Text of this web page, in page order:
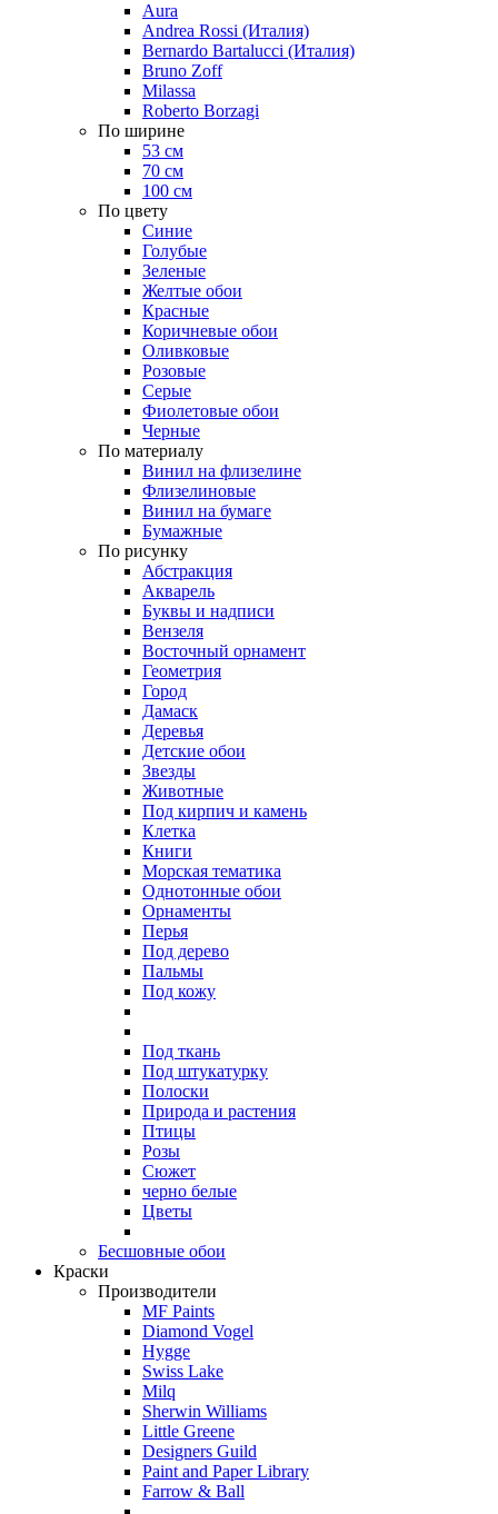
Aura
Andrea Rossi (Италия)
Bernardo Bartalucci (Италия)
Bruno Zoff
Milassa
Roberto Borzagi
По ширине
53 см
70 см
100 см
По цвету
Синие
Голубые
Зеленые
Желтые обои
Красные
Коричневые обои
Оливковые
Розовые
Серые
Фиолетовые обои
Черные
По материалу
Винил на флизелине
Флизелиновые
Винил на бумаге
Бумажные
По рисунку
Абстракция
Акварель
Буквы и надписи
Вензеля
Восточный орнамент
Геометрия
Город
Дамаск
Деревья
Детские обои
Звезды
Животные
Под кирпич и камень
Клетка
Книги
Морская тематика
Однотонные обои
Орнаменты
Перья
Под дерево
Пальмы
Под кожу
Под ткань
Под штукатурку
Полоски
Природа и растения
Птицы
Розы
Сюжет
черно белые
Цветы
Бесшовные обои
Краски
Производители
MF Paints
Diamond Vogel
Hygge
Swiss Lake
Milq
Sherwin Williams
Little Greene
Designers Guild
Paint and Paper Library
Farrow & Ball